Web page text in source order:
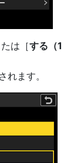
は［する（1
れます。